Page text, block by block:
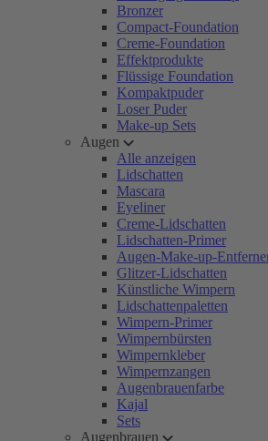
Bronzer
Compact-Foundation
Creme-Foundation
Effektprodukte
Flüssige Foundation
Kompaktpuder
Loser Puder
Make-up Sets
Augen
Alle anzeigen
Lidschatten
Mascara
Eyeliner
Creme-Lidschatten
Lidschatten-Primer
Augen-Make-up-
Glitzer-Lidschatten
Künstliche Wimpern
Lidschattenpaletten
Wimpern-Primer
Wimpernbürsten
Wimpernkleber
Wimpernzangen
Augenbrauenfarbe
Kajal
Sets
Augenbrauen